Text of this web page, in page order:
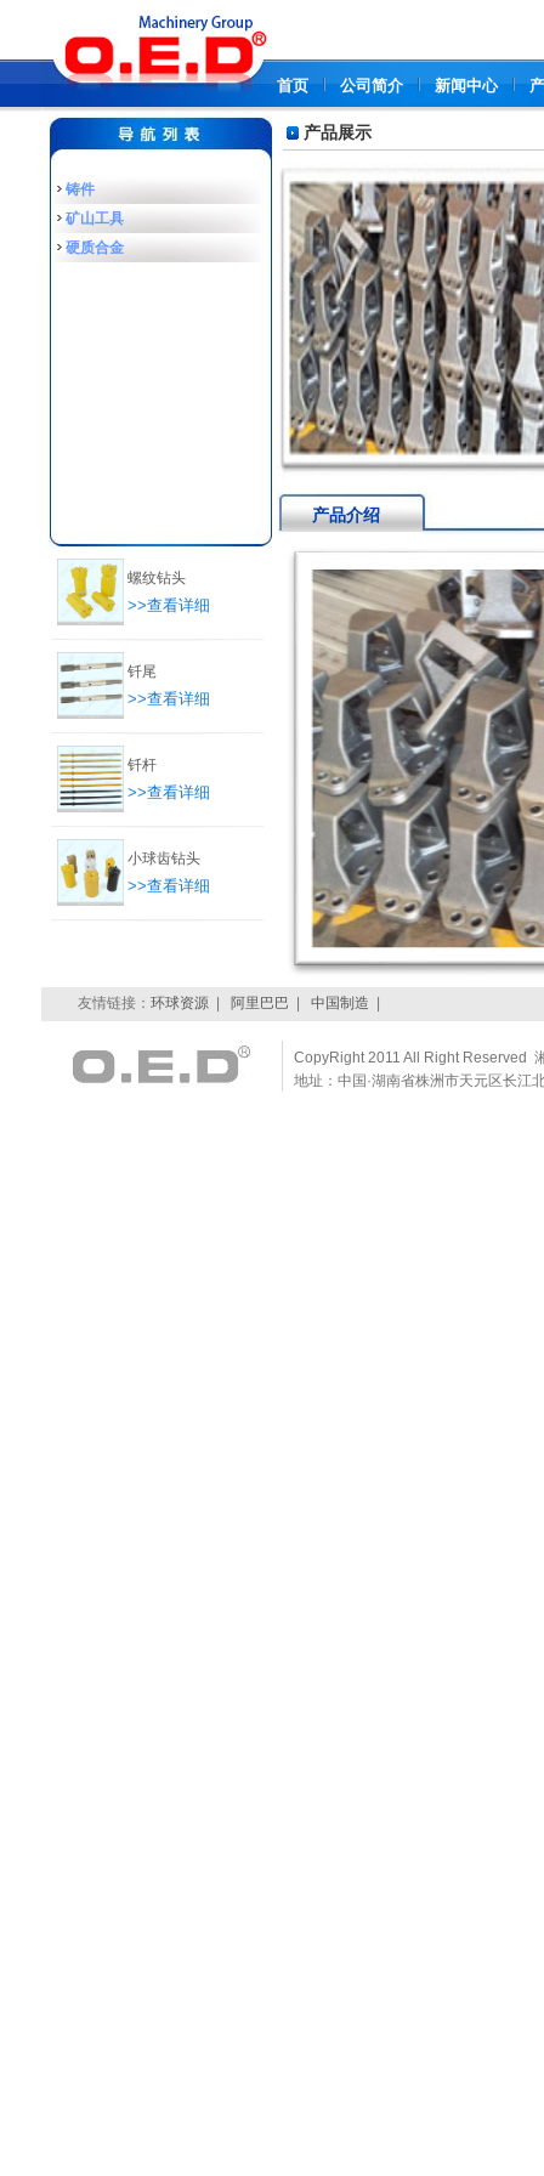
首页 公司简介 新闻中心
铸件
矿山工具
硬质合金
螺纹钻头
>>查看详细
钎尾
>>查看详细
钎杆
>>查看详细
小球齿钻头
>>查看详细
产品展示
产品介绍
友情链接： 环球资源| 阿里巴巴 中国制造
CopyRight 2011 All Right Reserved
地址：中国·湖南省株洲市天元区长